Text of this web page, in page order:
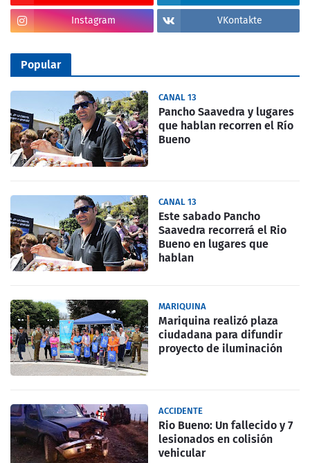
Instagram VKontakte
Popular
CANAL 13
Pancho Saavedra y lugares
que hablan recorren el Río
Bueno
CANAL 13
Este sabado Pancho
Saavedra recorrerá el Rio
Bueno en lugares que
hablan
MARIQUINA
Mariquina realizó plaza
ciudadana para difundir
proyecto de iluminación
ACCIDENTE
Rio Bueno: Un fallecido y 7
lesionados en colisión
vehicular